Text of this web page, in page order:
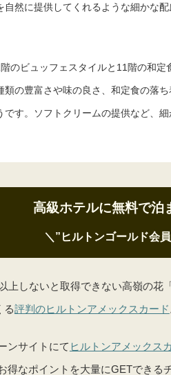
然に提供してくれるような細かな
のビュッフェスタイルと11階の和
類の豊富さや味の良さ、和定食の落
です。ソフトクリームの提供など、
高級ホテルに無料で泊
＼”ヒルトンゴールド会
上しないと取得できない高嶺の花
る評判のヒルトンアメックスカード
ンサイトにて ヒルトンアメックス
得なポイントを大量にGETできる